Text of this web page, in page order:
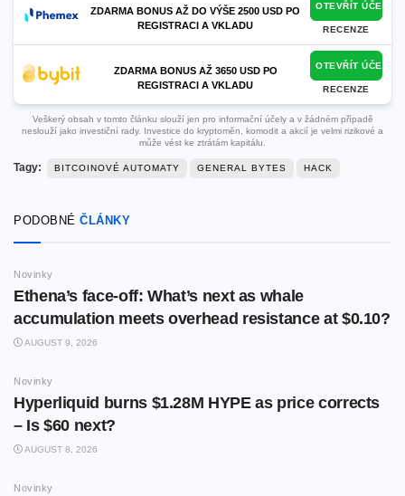
ZDARMA BONUS AŽ DO VÝŠE 2500 USD PO
REGISTRACI A VKLADU
OTEVŘÍT ÚČET
RECENZE
ZDARMA BONUS AŽ 3650 USD PO
REGISTRACI A VKLADU
OTEVŘÍT ÚČET
RECENZE
Veškerý obsah v tomto článku slouží jen pro informační účely a v žádném případě
neslouží jako investiční rady. Investice do kryptoměn, komodit a akcií je velmi rizikové a
může vést ke ztrátám kapitálu.
Tagy: BITCOINOVÉ AUTOMATY GENERAL BYTES HACK
PODOBNÉ ČLÁNKY
Novinky
Ethena’s face-off: What’s next as whale
accumulation meets overhead resistance at $0.10?
AUGUST 9, 2026
Novinky
Hyperliquid burns $1.28M HYPE as price corrects
– Is $60 next?
AUGUST 8, 2026
Novinky